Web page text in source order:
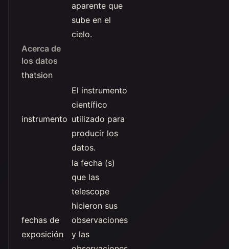
aparente que
sube en el
cielo.
Acerca de
los datos
thatsion
instrumento
El instrumento
científico
utilizado para
producir los
datos.
fechas de
exposición
la fecha (s)
que las
telescope
hicieron sus
observaciones
y las